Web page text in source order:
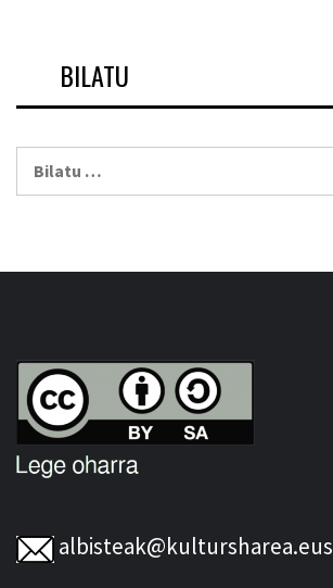
BILATU
albisteak@kultursharea.eus